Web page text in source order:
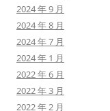
2024 年 9 月
2024 年 8 月
2024 年 7 月
2024 年 1 月
2022 年 6 月
2022 年 3 月
2022 年 2 月